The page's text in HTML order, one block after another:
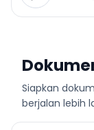
Siapkan
berjalan lebih